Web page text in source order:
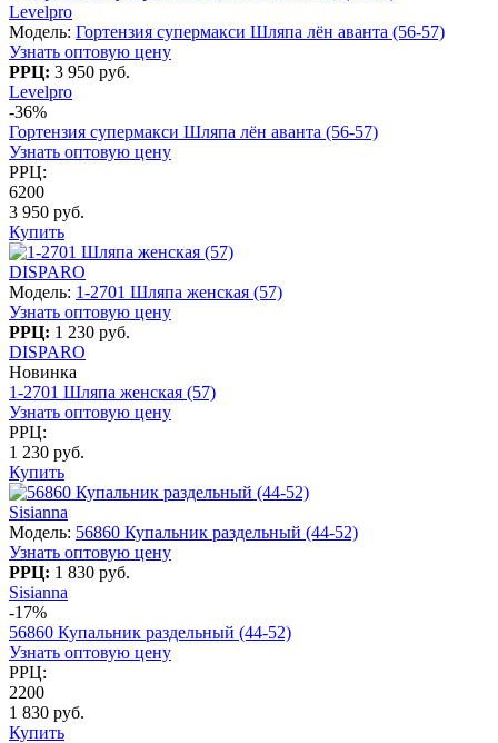
Levelpro
Модель: Гортензия супермакси Шляпа лён аванта (56-57)
Узнать оптовую цену
РРЦ: 3 950 руб.
Levelpro
-36%
Гортензия супермакси Шляпа лён аванта (56-57)
Узнать оптовую цену
РРЦ:
6200
3 950 руб.
Купить
DISPARO
Модель: 1-2701 Шляпа женская (57)
Узнать оптовую цену
РРЦ: 1 230 руб.
DISPARO
Новинка
1-2701 Шляпа женская (57)
Узнать оптовую цену
РРЦ:
1 230 руб.
Купить
Sisianna
Модель: 56860 Купальник раздельный (44-52)
Узнать оптовую цену
РРЦ: 1 830 руб.
Sisianna
-17%
56860 Купальник раздельный (44-52)
Узнать оптовую цену
РРЦ:
2200
1 830 руб.
Купить